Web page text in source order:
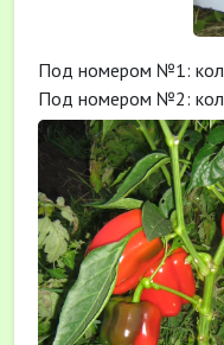
Под номером №1:
Под номером №2: